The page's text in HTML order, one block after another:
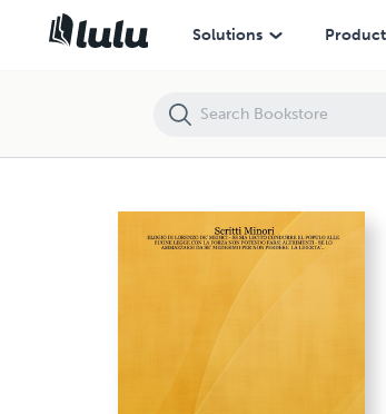
Solutions
Scritti Minori - ELOGIO DI LORENZO DE’ MEDICI - SE